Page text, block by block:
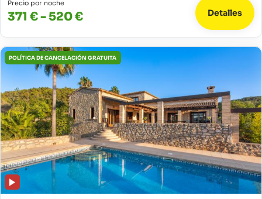
Precio por noche
371 € - 520 € Detalles
POLÍTICA DE CANCELACIÓN GRATUITA